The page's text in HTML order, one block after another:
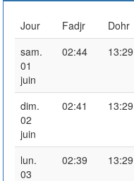
Jour Fadjr Dohr
sam.
01
juin
02:44 13:29
dim.
02
juin
02:41 13:29
lun.
03
02:39 13:29